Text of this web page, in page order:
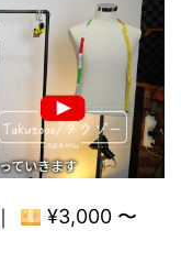
¥3,000 〜